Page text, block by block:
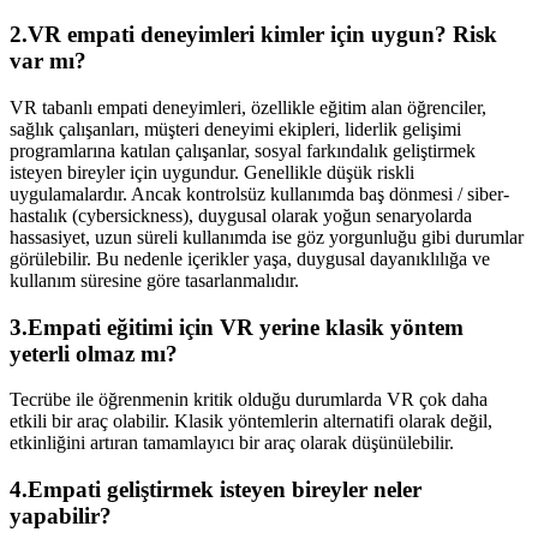
2.VR empati deneyimleri kimler için uygun? Risk
var mı?
VR tabanlı empati deneyimleri, özellikle eğitim alan öğrenciler,
sağlık çalışanları, müşteri deneyimi ekipleri, liderlik gelişimi
programlarına katılan çalışanlar, sosyal farkındalık geliştirmek
isteyen bireyler için uygundur. Genellikle düşük riskli
uygulamalardır. Ancak kontrolsüz kullanımda baş dönmesi / siber-
hastalık (cybersickness), duygusal olarak yoğun senaryolarda
hassasiyet, uzun süreli kullanımda ise göz yorgunluğu gibi durumlar
görülebilir. Bu nedenle içerikler yaşa, duygusal dayanıklılığa ve
kullanım süresine göre tasarlanmalıdır.
3.Empati eğitimi için VR yerine klasik yöntem
yeterli olmaz mı?
Tecrübe ile öğrenmenin kritik olduğu durumlarda VR çok daha
etkili bir araç olabilir. Klasik yöntemlerin alternatifi olarak değil,
etkinliğini artıran tamamlayıcı bir araç olarak düşünülebilir.
4.Empati geliştirmek isteyen bireyler neler
yapabilir?